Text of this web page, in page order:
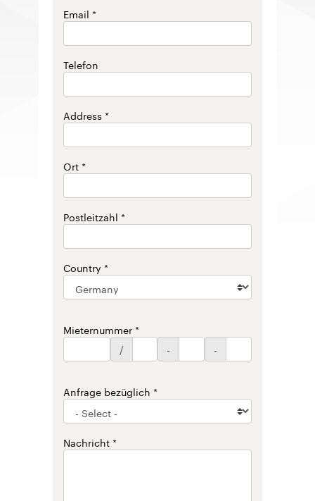
Email
Telefon
Address
Ort
Postleitzahl
Country
Mieternummer
/
- -
Anfrage bezüglich
Nachricht